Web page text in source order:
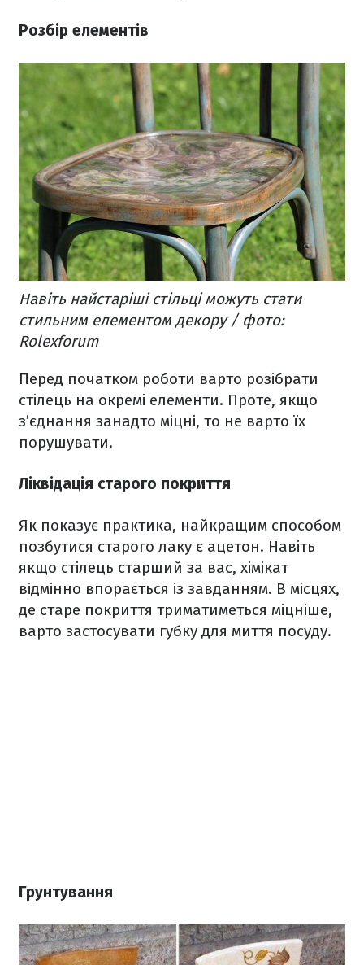
Розбір елементів
Навіть найстаріші стільці можуть стати
стильним елементом декору / фото:
Rolexforum
Перед початком роботи варто розібрати
стілець на окремі елементи. Проте, якщо
з’єднання занадто міцні, то не варто їх
порушувати.
Ліквідація старого покриття
Як показує практика, найкращим способом
позбутися старого лаку є ацетон. Навіть
якщо стілець старший за вас, хімікат
відмінно впорається із завданням. В місцях,
де старе покриття триматиметься міцніше,
варто застосувати губку для миття посуду.
Грунтування